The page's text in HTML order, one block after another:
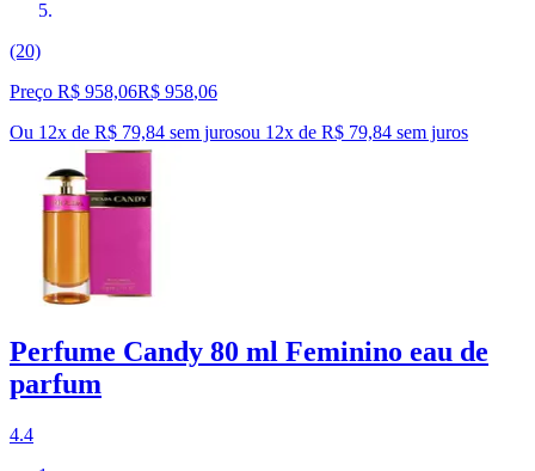
(20)
Preço R$ 958,06R$ 958,06
Ou 12x de R$ 79,84 sem jurosou 12x de R$ 79,84 sem juros
Perfume Candy 80 ml Feminino eau de
parfum
4.4